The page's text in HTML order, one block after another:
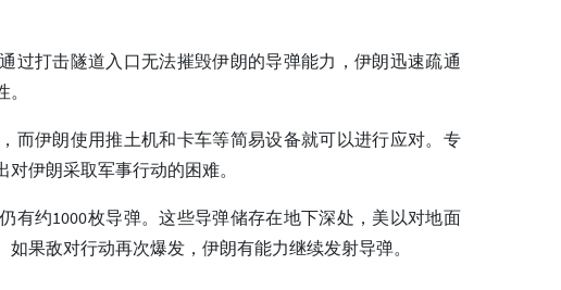
过打击隧道入口无法摧毁伊朗的导弹能力，伊朗迅速疏通
而伊朗使用推土机和卡车等简易设备就可以进行应对。专
伊朗采取军事行动的困难。
有约1000枚导弹。这些导弹储存在地下深处，美以对地面
果敌对行动再次爆发，伊朗有能力继续发射导弹。